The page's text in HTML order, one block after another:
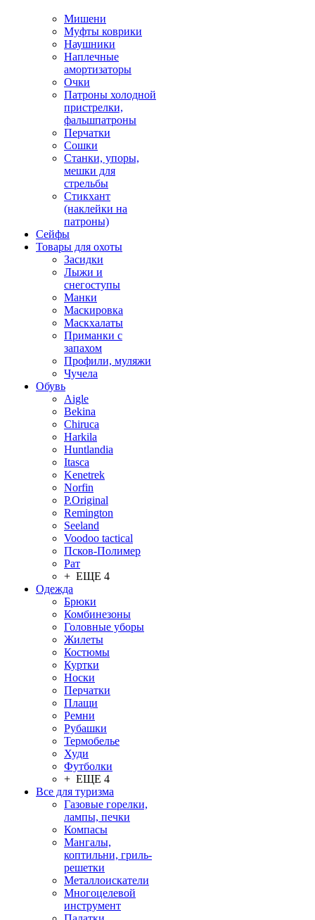
Мишени
Муфты коврики
Наушники
Наплечные
амортизаторы
Очки
Патроны холодной
пристрелки,
фальшпатроны
Перчатки
Сошки
Станки, упоры,
мешки для
стрельбы
Стикхант
(наклейки на
патроны)
Сейфы
Товары для охоты
Засидки
Лыжи и
снегоступы
Манки
Маскировка
Маскхалаты
Приманки с
запахом
Профили, муляжи
Чучела
Обувь
Aigle
Bekina
Chiruсa
Harkila
Huntlandia
Itasca
Kenetrek
Norfin
P.Original
Remington
Seeland
Voodoo tactical
Псков-Полимер
Рат
+ ЕЩЕ 4
Одежда
Брюки
Комбинезоны
Головные уборы
Жилеты
Костюмы
Куртки
Носки
Перчатки
Плащи
Ремни
Рубашки
Термобелье
Худи
Футболки
+ ЕЩЕ 4
Все для туризма
Газовые горелки,
лампы, печки
Компасы
Мангалы,
коптильни, гриль-
решетки
Металлоискатели
Многоцелевой
инструмент